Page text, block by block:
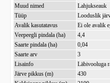
Muud nimed
Lahjukseauk
Tüüp
Looduslik
Avalik kasutatavus
Ei ole avalik
Veepeegli pindala (ha)
4,4
Saarte pindala (ha)
0,04
Saarte arv
3
Lisainfo
Läbivooluga
Järve pikkus (m)
430